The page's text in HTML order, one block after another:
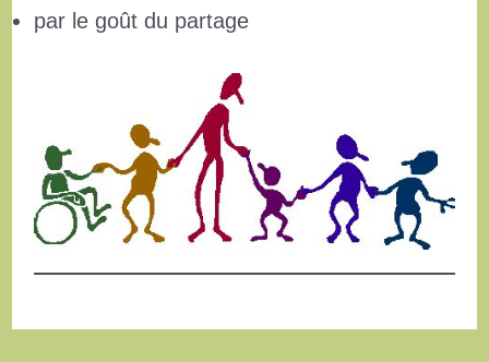
par le goût du partage